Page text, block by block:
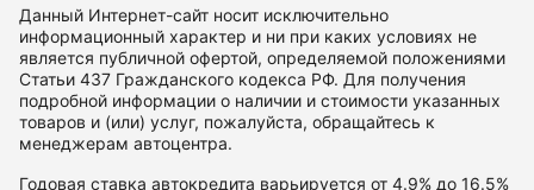
Данный Интернет-сайт носит исключительно
информационный характер и ни при каких условиях не
является публичной офертой, определяемой положениями
Статьи 437 Гражданского кодекса РФ. Для получения
подробной информации о наличии и стоимости указанных
товаров и (или) услуг, пожалуйста, обращайтесь к
менеджерам автоцентра.
Годовая ставка автокредита варьируется от 4.9% до 16.5%